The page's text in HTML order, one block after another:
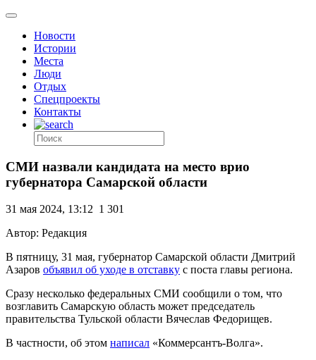
Новости
Истории
Места
Люди
Отдых
Спецпроекты
Контакты
СМИ назвали кандидата на место врио
губернатора Самарской области
31 мая 2024, 13:12 1 301
Автор: Редакция
В пятницу, 31 мая, губернатор Самарской области Дмитрий
Азаров объявил об уходе в отставку с поста главы региона.
Сразу несколько федеральных СМИ сообщили о том, что
возглавить Самарскую область может председатель
правительства Тульской области Вячеслав Федорищев.
В частности, об этом написал «Коммерсантъ-Волга».